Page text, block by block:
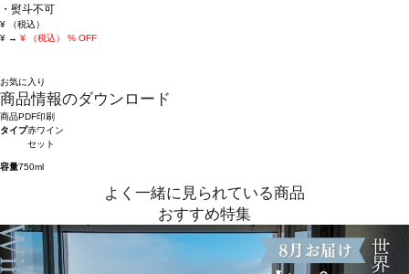
・熨斗不可
¥
（税込）
¥ → ¥ （税込） % OFF
お気に入り
商品情報のダウンロード
商品PDF印刷
タイプ赤ワイン
セット
容量750ml
よく一緒に見られている商品
おすすめ特集